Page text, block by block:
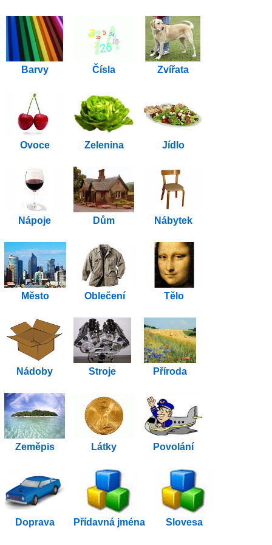
Barvy Čísla Zvířata
Ovoce Zelenina Jídlo
Nápoje Dům Nábytek
Město Oblečení Tělo
Nádoby Stroje Příroda
Zeměpis Látky Povolání
Doprava Přídavná jména Slovesa